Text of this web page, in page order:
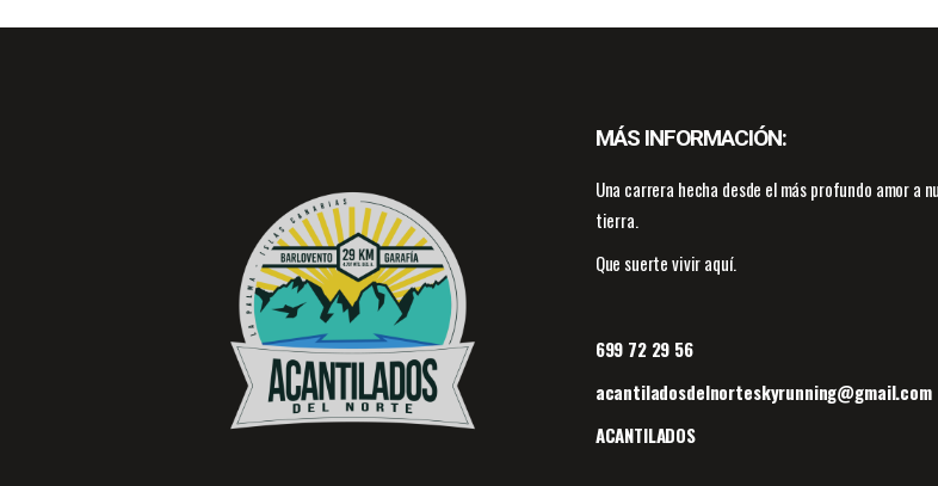
MÁS INFORMACIÓN:
Una carrera hecha desde el más profundo amor a
tierra.
Que suerte vivir aquí.
699 72 29 56
acantiladosdelnorteskyrunning@gmail.com
ACANTILADOS